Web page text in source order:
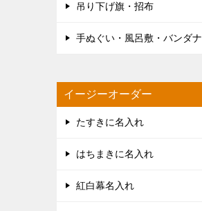
吊り下げ旗・招布
手ぬぐい・風呂敷・バンダナ
イージーオーダー
たすきに名入れ
はちまきに名入れ
紅白幕名入れ